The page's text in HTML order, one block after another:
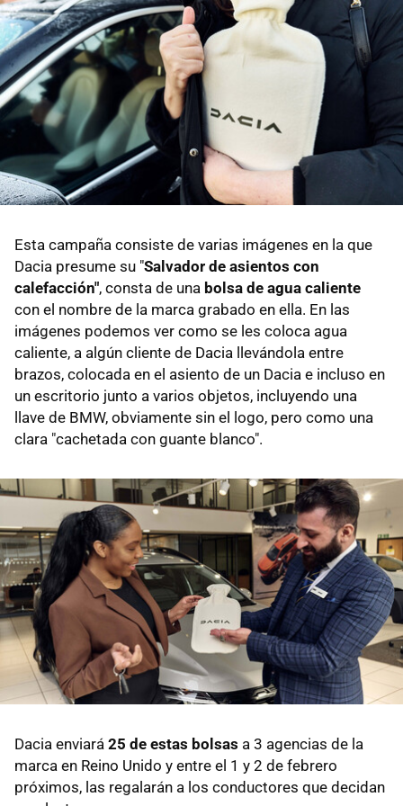
Esta campaña consiste de varias imágenes en la que
Dacia presume su "Salvador de asientos con
calefacción", consta de una bolsa de agua caliente
con el nombre de la marca grabado en ella. En las
imágenes podemos ver como se les coloca agua
caliente, a algún cliente de Dacia llevándola entre
brazos, colocada en el asiento de un Dacia e incluso en
un escritorio junto a varios objetos, incluyendo una
llave de BMW, obviamente sin el logo, pero como una
clara "cachetada con guante blanco".
Dacia enviará 25 de estas bolsas a 3 agencias de la
marca en Reino Unido y entre el 1 y 2 de febrero
próximos, las regalarán a los conductores que decidan